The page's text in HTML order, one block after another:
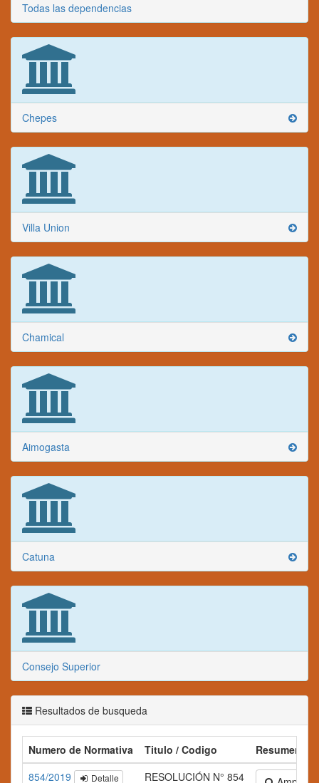
Todas las dependencias
Chepes
Villa Union
Chamical
Aimogasta
Catuna
Consejo Superior
Resultados de busqueda
Numero de Normativa Titulo / Codigo
Resumen
854/2019
Detalle RESOLUCIÓN N° 854